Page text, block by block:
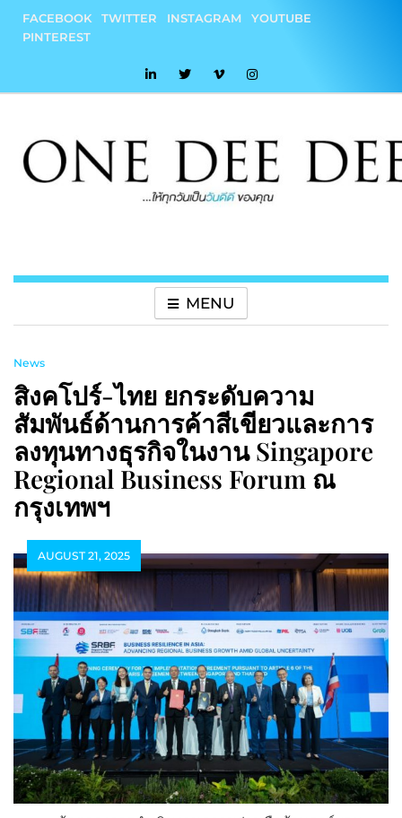
content
FACEBOOK TWITTER INSTAGRAM
YOUTUBE
PINTEREST
MENU
News
สิงคโปร์-ไทย ยกระดับความ
สัมพันธ์ด้านการค้าสีเขียวและการ
ลงทุนทางธุรกิจในงาน Singapore
Regional Business Forum ณ
กรุงเทพฯ
AUGUST 21, 2025